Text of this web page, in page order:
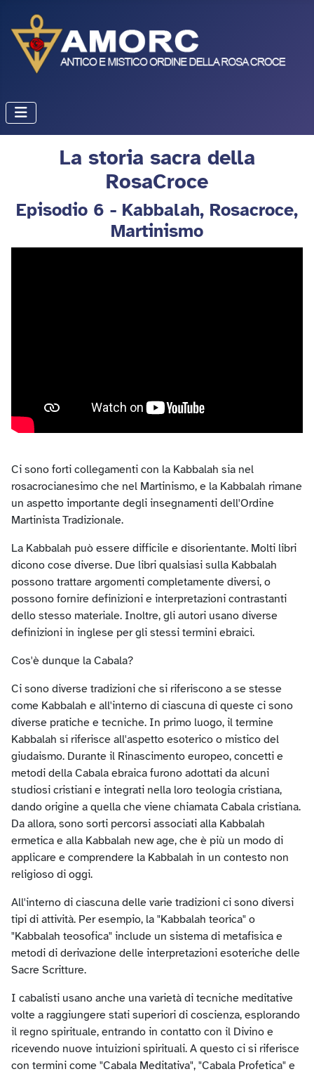
La storia sacra della
RosaCroce
Episodio 6 - Kabbalah, Rosacroce,
Martinismo
Ci sono forti collegamenti con la Kabbalah sia nel
rosacrocianesimo che nel Martinismo, e la Kabbalah rimane
un aspetto importante degli insegnamenti dell'Ordine
Martinista Tradizionale.
La Kabbalah può essere difficile e disorientante. Molti libri
dicono cose diverse. Due libri qualsiasi sulla Kabbalah
possono trattare argomenti completamente diversi, o
possono fornire definizioni e interpretazioni contrastanti
dello stesso materiale. Inoltre, gli autori usano diverse
definizioni in inglese per gli stessi termini ebraici.
Cos'è dunque la Cabala?
Ci sono diverse tradizioni che si riferiscono a se stesse
come Kabbalah e all'interno di ciascuna di queste ci sono
diverse pratiche e tecniche. In primo luogo, il termine
Kabbalah si riferisce all'aspetto esoterico o mistico del
giudaismo. Durante il Rinascimento europeo, concetti e
metodi della Cabala ebraica furono adottati da alcuni
studiosi cristiani e integrati nella loro teologia cristiana,
dando origine a quella che viene chiamata Cabala cristiana.
Da allora, sono sorti percorsi associati alla Kabbalah
ermetica e alla Kabbalah new age, che è più un modo di
applicare e comprendere la Kabbalah in un contesto non
religioso di oggi.
All'interno di ciascuna delle varie tradizioni ci sono diversi
tipi di attività. Per esempio, la "Kabbalah teorica" o
"Kabbalah teosofica" include un sistema di metafisica e
metodi di derivazione delle interpretazioni esoteriche delle
Sacre Scritture.
I cabalisti usano anche una varietà di tecniche meditative
volte a raggiungere stati superiori di coscienza, esplorando
il regno spirituale, entrando in contatto con il Divino e
ricevendo nuove intuizioni spirituali. A questo ci si riferisce
con termini come "Cabala Meditativa", "Cabala Profetica" e